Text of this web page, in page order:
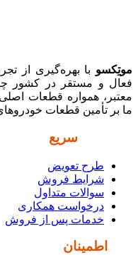
موتِکسو با بهره‌گیری از
فعال و مستقر در کشور
معتبر، همواره قطعات
ما بر تأمین قطعات
سریع
طرح تعویض
شرایط فروش
سوالات متداول
درخواست همکاری
خدمات پس از فروش
اطمینان